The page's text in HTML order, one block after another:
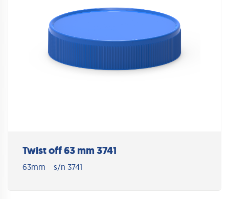
Twist off 63 mm 3741
63mm s/n 3741